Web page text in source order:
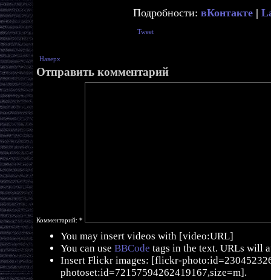
Подробности: вКонтакте |
Tweet
Наверх
Отправить комментарий
Комментарий: *
You may insert videos with [video:URL]
You can use BBCode tags in the text. URLs will
Insert Flickr images: [flickr-
photoset:id=72157594262419167,size=m].